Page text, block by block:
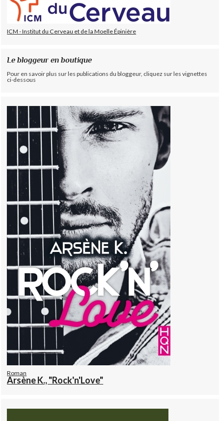
ICM - Institut du Cerveau et de la Moelle Épinière
Le bloggeur en boutique
Pour en savoir plus sur les publications du bloggeur, cliquez sur les vignettes
ci-dessous
Roman
Arsène K., "Rock'n'Love"